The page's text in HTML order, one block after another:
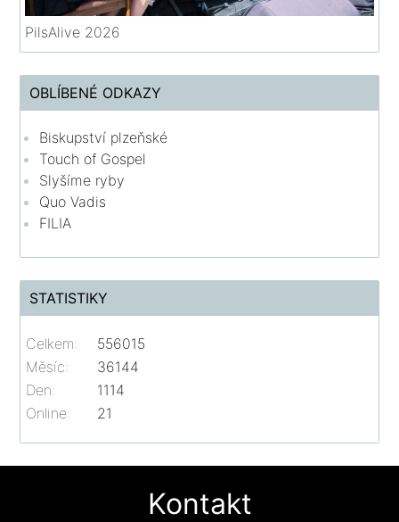
PilsAlive 2026
OBLÍBENÉ ODKAZY
Biskupství plzeňské
Touch of Gospel
Slyšíme ryby
Quo Vadis
FILIA
STATISTIKY
Online: 21
Celkem:
556015
Měsíc:
36144
Den:
1114
Kontakt